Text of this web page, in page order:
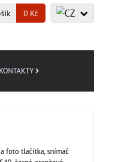
0 Kč
foto tlačítka, snímač